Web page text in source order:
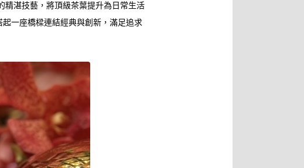
精湛技藝，將頂級茶葉提升為日常生活
一座橋樑連結經典與創新，滿足追求